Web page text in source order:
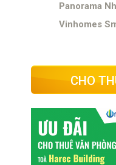
Panorama
Vinhomes
CHO